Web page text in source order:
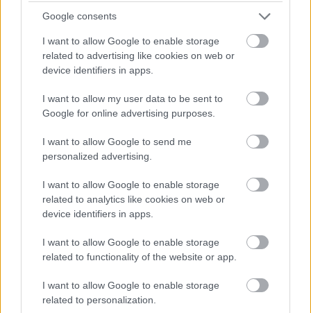
Google consents
I want to allow Google to enable storage
related to advertising like cookies on web or
device identifiers in apps.
I want to allow my user data to be sent to
Google for online advertising purposes.
I want to allow Google to send me
personalized advertising.
I want to allow Google to enable storage
related to analytics like cookies on web or
device identifiers in apps.
I want to allow Google to enable storage
related to functionality of the website or app.
I want to allow Google to enable storage
related to personalization.
PERL, VÁRADI ÉS TANOH DEZ IS OTT VAN A FÉRFI
KERETÉBEN
Észtország, Szlovénia és Svédország következik.
Szólj hozzá!